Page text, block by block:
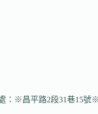
※昌平路2段31巷15